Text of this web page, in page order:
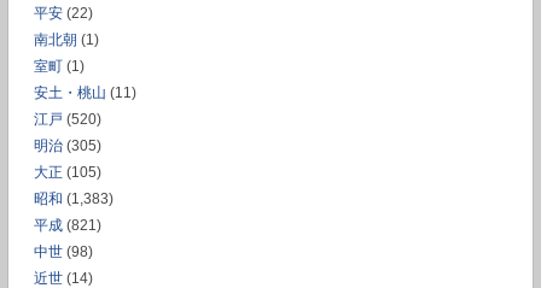
平安 (22)
南北朝 (1)
室町 (1)
安土・桃山 (11)
江戸 (520)
明治 (305)
大正 (105)
昭和 (1,383)
平成 (821)
中世 (98)
近世 (14)